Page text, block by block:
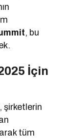
, bu
İçin
şirketlerin
tüm